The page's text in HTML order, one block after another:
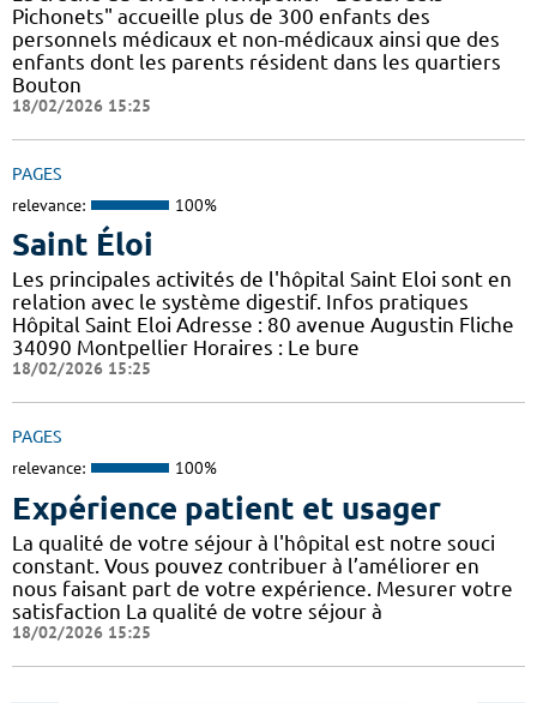
Pichonets" accueille plus de 300 enfants des
personnels médicaux et non-médicaux ainsi que des
enfants dont les parents résident dans les quartiers
Bouton
18/02/2026 15:25
PAGES
relevance: 100%
Saint Éloi
Les principales activités de l'hôpital Saint Eloi sont en
relation avec le système digestif. Infos pratiques
Hôpital Saint Eloi Adresse : 80 avenue Augustin Fliche
34090 Montpellier Horaires : Le bure
18/02/2026 15:25
PAGES
relevance: 100%
Expérience patient et usager
La qualité de votre séjour à l'hôpital est notre souci
constant. Vous pouvez contribuer à l’améliorer en
nous faisant part de votre expérience. Mesurer votre
satisfaction La qualité de votre séjour à
18/02/2026 15:25